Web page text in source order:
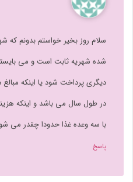
سلام روز بخیر خواستم بدونم که
شده شهریه ثابت است و می
دیگری پرداخت شود یا اینکه
در طول سال می باشد و اینکه
با سه وعده غذا حدودا چقدر می
پاسخ